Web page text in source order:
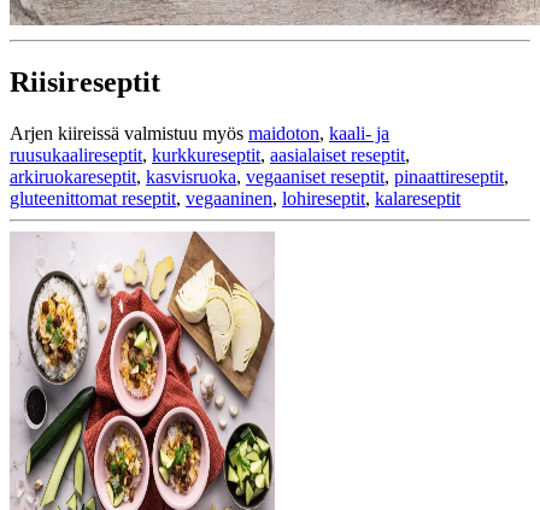
Riisireseptit
Arjen kiireissä valmistuu myös maidoton, kaali- ja
ruusukaalireseptit, kurkkureseptit, aasialaiset reseptit,
arkiruokareseptit, kasvisruoka, vegaaniset reseptit, pinaattireseptit,
gluteenittomat reseptit, vegaaninen, lohireseptit, kalareseptit